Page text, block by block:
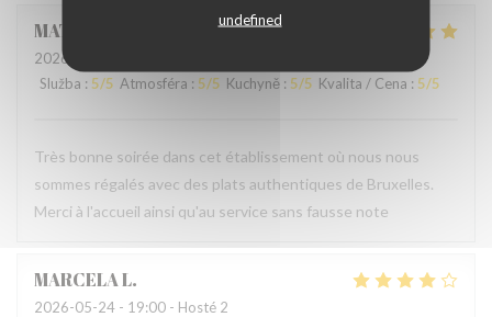
undefined
MATHIEU
2026-06-07
Služba : 5/5 Atmosféra : 5/5 Kuchyně : 5/5 Kvalita / Cena : 5/5
Très bonne soirée dans cet établissement où nous nous
sommes régalés avec des plats authentiques de Bruxelles.
Merci à l'accueil ainsi qu'au service sans fausse note
MARCELAL
2026-05-24 - 19:00 - Hosté 2